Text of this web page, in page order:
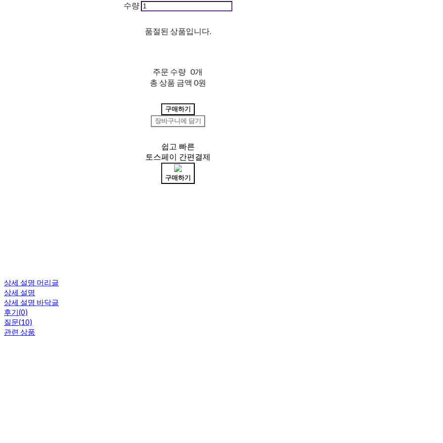
수량
품절된 상품입니다.
주문 수량 0개
총 상품 금액 0원
구매하기
장바구니에 담기
쉽고 빠른
토스페이 간편결제
구매하기
상세 설명 머리글
상세 설명
상세 설명 바닥글
후기(0)
질문(10)
관련 상품